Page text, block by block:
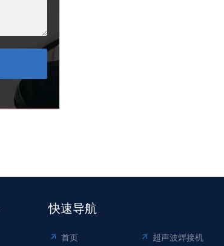
快速导航
首页 超声波焊接机